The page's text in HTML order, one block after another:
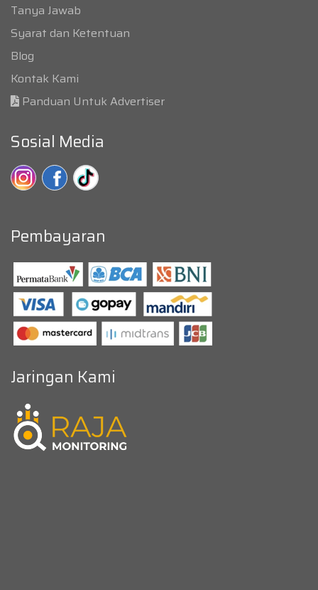
Tanya Jawab
Syarat dan Ketentuan
Blog
Kontak Kami
Panduan Untuk Advertiser
Sosial Media
Pembayaran
Jaringan Kami